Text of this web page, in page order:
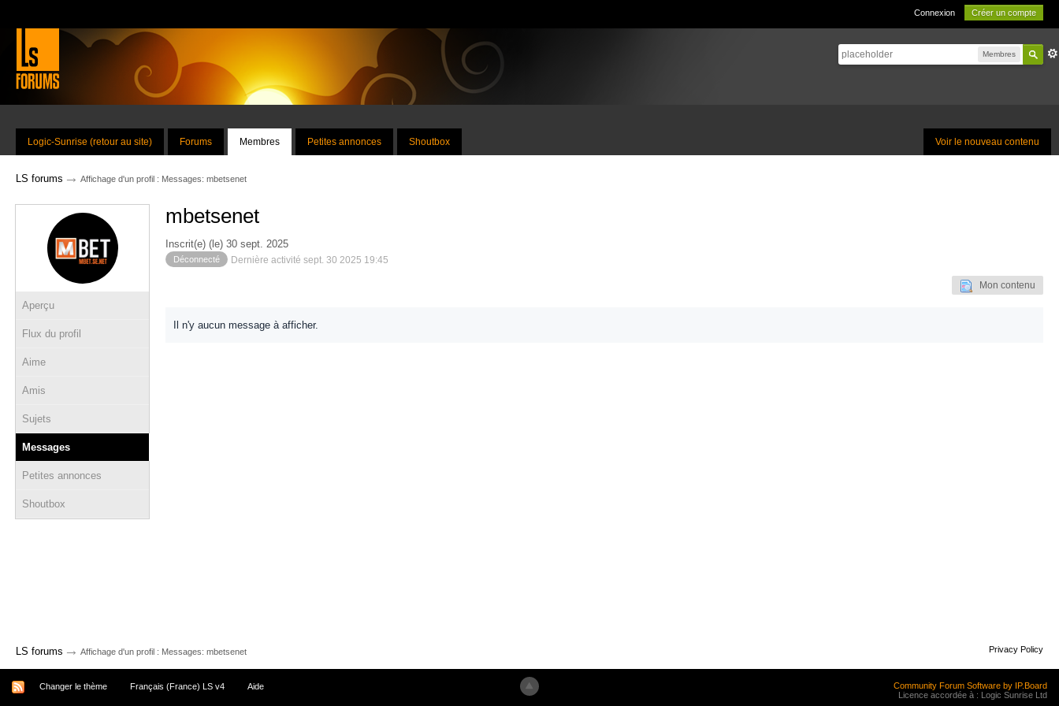
Connexion Créer un compte
Membres
Voir le nouveau contenu
Logic-Sunrise (retour au site) Forums Membres Petites annonces Shoutbox
LS forums → Affichage d'un profil : Messages: mbetsenet
Aperçu
Flux du profil
Aime
Amis
Sujets
Messages
Petites annonces
Shoutbox
mbetsenet
Inscrit(e) (le) 30 sept. 2025
Déconnecté Dernière activité sept. 30 2025 19:45
Mon contenu
Il n'y aucun message à afficher.
LS forums → Affichage d'un profil : Messages: mbetsenet Privacy Policy
Changer le thème Français (France) LS v4 Aide
Community Forum Software by IP.Board
Licence accordée à : Logic Sunrise Ltd